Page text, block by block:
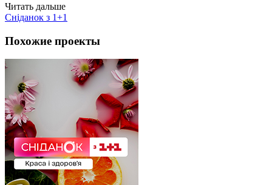
Читать дальше
Сніданок з 1+1
Похожие проекты